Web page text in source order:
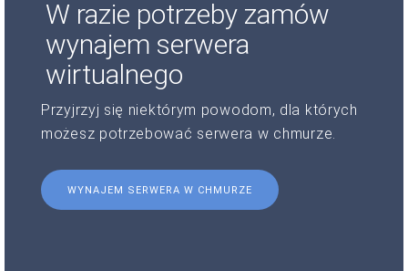
W razie potrzeby zamów
wynajem serwera
wirtualnego
Przyjrzyj się niektórym powodom, dla których
możesz potrzebować serwera w chmurze.
WYNAJEM SERWERA W CHMURZE